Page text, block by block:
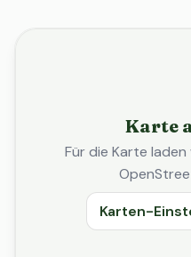
Karte
Für die Karte
Karten-